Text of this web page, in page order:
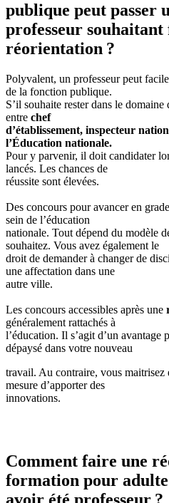
publique peut passer
professeur souhaitant
réorientation ?
Polyvalent, un professeur peut
de la fonction publique.
S’il souhaite rester dans le
entre chef
d’établissement, inspecteur
l’Éducation nationale.
Pour y parvenir, il doit candidater
lancés. Les chances de
réussite sont élevées.
Des concours pour avancer en
sein de l’éducation
nationale. Tout dépend du modèle
souhaitez. Vous avez également le
droit de demander à changer de
une affectation dans une
autre ville.
Les concours accessibles après une
généralement rattachés à
l’éducation. Il s’agit d’un avantage
dépaysé dans votre nouveau
travail. Au contraire, vous maitrisez
mesure d’apporter des
innovations.
Comment faire une
formation pour